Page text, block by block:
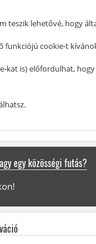
lehetővé, hogy
funkciójú cookie-t
is) előfordulhat,
egy közösségi futás?